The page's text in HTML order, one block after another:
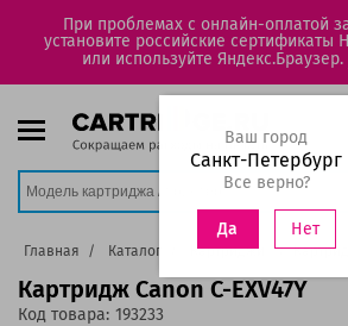
При проблемах с онлайн-оплатой
установите российские
или используйте Яндекс.Браузер.
Ваш город
Санкт-Петербург
Все верно?
Да Нет
Главная Каталог Картриджи
Картридж Canon C-EXV47Y
Код товара: 193233